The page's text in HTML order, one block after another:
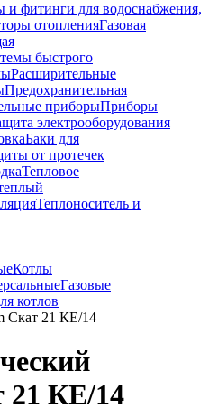
и фитинги для водоснабжения,
отопленияГазовая
быстрого
Расширительные
Предохранительная
приборыПриборы
электрооборудования
Баки для
от протечек
Тепловое
Теплоноситель и
Котлы
Газовые
котлов
Скат 21 КE/14
21 КE/14